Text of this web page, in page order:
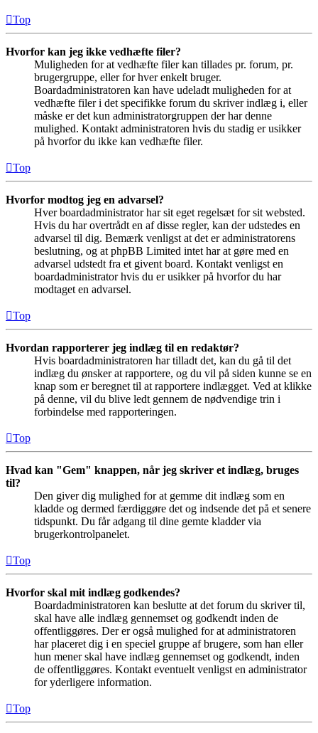
Top
Hvorfor kan jeg ikke vedhæfte filer?
Muligheden for at vedhæfte filer kan tillades pr. forum, pr.
brugergruppe, eller for hver enkelt bruger.
Boardadministratoren kan have udeladt muligheden for at
vedhæfte filer i det specifikke forum du skriver indlæg i, eller
måske er det kun administratorgruppen der har denne
mulighed. Kontakt administratoren hvis du stadig er usikker
på hvorfor du ikke kan vedhæfte filer.
Top
Hvorfor modtog jeg en advarsel?
Hver boardadministrator har sit eget regelsæt for sit websted.
Hvis du har overtrådt en af disse regler, kan der udstedes en
advarsel til dig. Bemærk venligst at det er administratorens
beslutning, og at phpBB Limited intet har at gøre med en
advarsel udstedt fra et givent board. Kontakt venligst en
boardadministrator hvis du er usikker på hvorfor du har
modtaget en advarsel.
Top
Hvordan rapporterer jeg indlæg til en redaktør?
Hvis boardadministratoren har tilladt det, kan du gå til det
indlæg du ønsker at rapportere, og du vil på siden kunne se en
knap som er beregnet til at rapportere indlægget. Ved at klikke
på denne, vil du blive ledt gennem de nødvendige trin i
forbindelse med rapporteringen.
Top
Hvad kan "Gem" knappen, når jeg skriver et indlæg, bruges
til?
Den giver dig mulighed for at gemme dit indlæg som en
kladde og dermed færdiggøre det og indsende det på et senere
tidspunkt. Du får adgang til dine gemte kladder via
brugerkontrolpanelet.
Top
Hvorfor skal mit indlæg godkendes?
Boardadministratoren kan beslutte at det forum du skriver til,
skal have alle indlæg gennemset og godkendt inden de
offentliggøres. Der er også mulighed for at administratoren
har placeret dig i en speciel gruppe af brugere, som han eller
hun mener skal have indlæg gennemset og godkendt, inden
de offentliggøres. Kontakt eventuelt venligst en administrator
for yderligere information.
Top